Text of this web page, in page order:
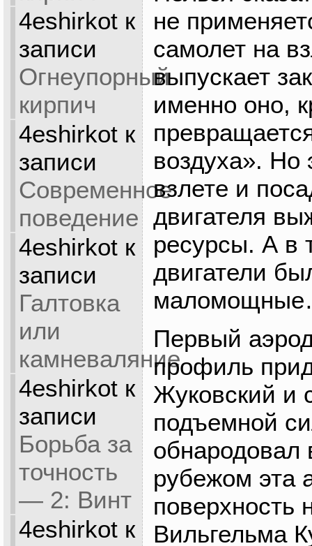
4eshirkotк
записи
Огнеупорный
кирпич
4eshirkotк
записи
Современное
поведение
4eshirkotк
записи
Галтовка
или
камневаляние
4eshirkotк
записи
Борьба за
точность
— 2: Винт
4eshirkotк
не
самолет на
выпускает
именно оно,
воздуха». Но
взлете и
двигателя
ресурсы. А в
двигатели
Первый
профиль
Жуковский и
подъемной
обнародовал
рубежом эта
поверхность
Вильгельма